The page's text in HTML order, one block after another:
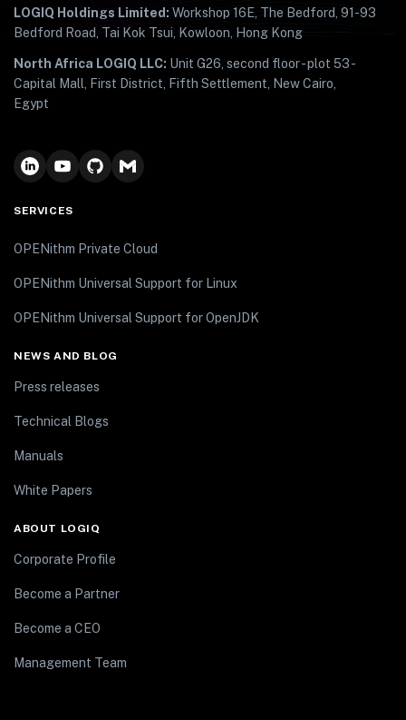
LOGIQ Holdings Limited: Workshop 16E, The Bedford, 91-93
Bedford Road, Tai Kok Tsui, Kowloon, Hong Kong
North Africa LOGIQ LLC: Unit G26, second floor - plot 53 -
Capital Mall, First District, Fifth Settlement, New Cairo,
Egypt
SERVICES
OPENithm Private Cloud
OPENithm Universal Support for Linux
OPENithm Universal Support for OpenJDK
NEWS AND BLOG
Press releases
Technical Blogs
Manuals
White Papers
ABOUT LOGIQ
Corporate Profile
Become a Partner
Become a CEO
Management Team